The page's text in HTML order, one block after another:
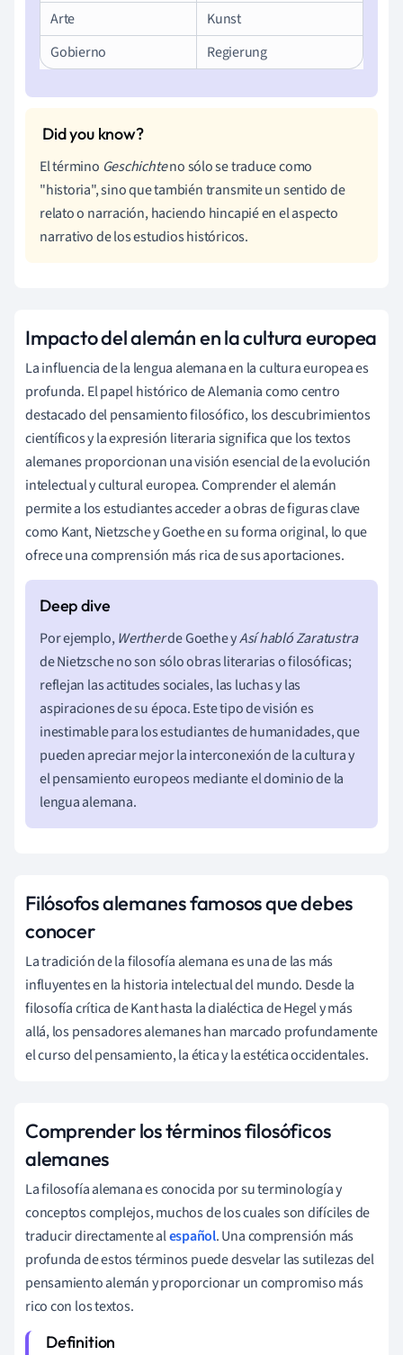
Arte
Kunst
Gobierno
Regierung
El término Geschichteno sólo se traduce como
"historia", sino que también transmite un sentido de
relato o narración, haciendo hincapié en el aspecto
narrativo de los estudios históricos.
Impacto del alemán en la cultura europea
La influencia de la lengua alemana en la cultura europea es
profunda. El papel histórico de Alemania como centro
destacado del pensamiento filosófico, los descubrimientos
científicos y la expresión literaria significa que los textos
alemanes proporcionan una visión esencial de la evolución
intelectual y cultural europea. Comprender el alemán
permite a los estudiantes acceder a obras de figuras clave
como Kant, Nietzsche y Goethe en su forma original, lo que
ofrece una comprensión más rica de sus aportaciones.
Por ejemplo, Wertherde Goethe yAsí habló Zaratustra
de Nietzsche no son sólo obras literarias o filosóficas;
reflejan las actitudes sociales, las luchas y las
aspiraciones de su época. Este tipo de visión es
inestimable para los estudiantes de humanidades, que
pueden apreciar mejor la interconexión de la cultura y
el pensamiento europeos mediante el dominio de la
lengua alemana.
Filósofos alemanes famosos que debes
conocer
La tradición de la filosofía alemana es una de las más
influyentes en la historia intelectual del mundo. Desde la
filosofía crítica de Kant hasta la dialéctica de Hegel y más
allá, los pensadores alemanes han marcado profundamente
el curso del pensamiento, la ética y la estética occidentales.
Comprender los términos filosóficos
alemanes
La filosofía alemana es conocida por su terminología y
conceptos complejos, muchos de los cuales son difíciles de
traducir directamente alespañol. Una comprensión más
profunda de estos términos puede desvelar las sutilezas del
pensamiento alemán y proporcionar un compromiso más
rico con los textos.